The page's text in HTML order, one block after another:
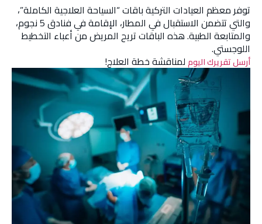
توفر معظم العيادات التركية باقات “السياحة العلاجية الكاملة”،
والتي تتضمن الاستقبال في المطار، الإقامة في فنادق 5 نجوم،
والمتابعة الطبية. هذه الباقات تريح المريض من أعباء التخطيط
اللوجستي.
أرسل تقريرك اليوملمناقشة خطة العلاج!